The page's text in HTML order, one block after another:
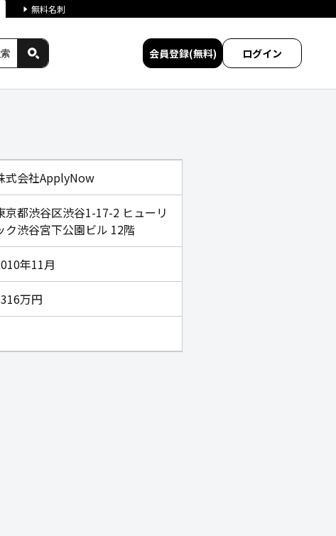
無料名刺
会員登録(無料) ログイン
式会社ApplyNow
京都渋谷区渋谷1-17-2 ヒューリ
ク渋谷宮下公園ビル 12階
年11月
万円